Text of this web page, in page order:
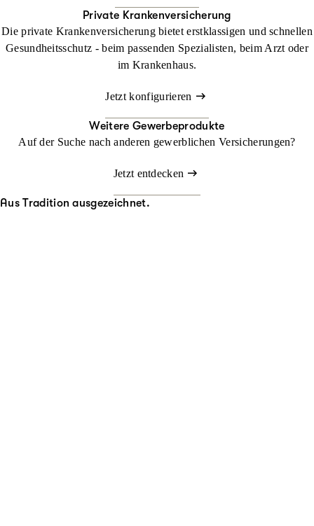
Private Krankenversicherung
Die private Krankenversicherung bietet erstklassigen und schnellen
Gesundheitsschutz - beim passenden Spezialisten, beim Arzt oder
im Krankenhaus.
Jetzt konfigurieren
Weitere Gewerbeprodukte
Auf der Suche nach anderen gewerblichen Versicherungen?
Jetzt entdecken
Aus Tradition ausgezeichnet.